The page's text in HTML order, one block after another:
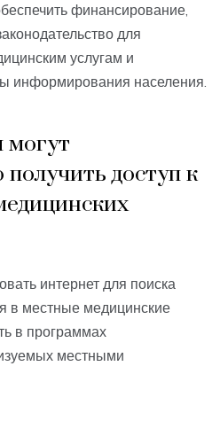
финансирование,
для
услугам и
информирования населения.
могут
доступ к
интернет для поиска
в местные медицинские
в программах
местными